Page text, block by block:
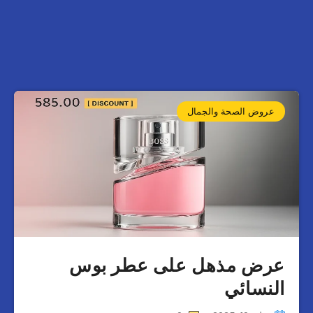
عروض الصحة والجمال
عرض مذهل على عطر بوس
النسائي